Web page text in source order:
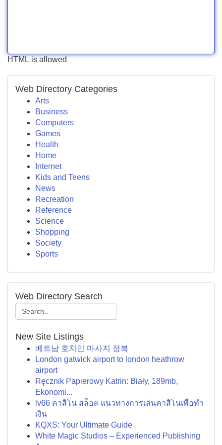
HTML is allowed
Web Directory Categories
Arts
Business
Computers
Games
Health
Home
Internet
Kids and Teens
News
Recreation
Reference
Science
Shopping
Society
Sports
Web Directory Search
New Site Listings
베트남 호치민 마사지 정복
London gatwick airport to london heathrow
airport
Ręcznik Papierowy Katrin: Biały, 189mb,
Ekonomi...
lv66 คาสิโน สล็อต แนวทางการเล่นคาสิโนเพื่อทำ
เงิน
KQXS: Your Ultimate Guide
White Magic Studios – Experienced Publishing